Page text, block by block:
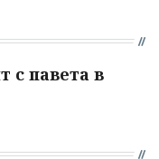
с павета в